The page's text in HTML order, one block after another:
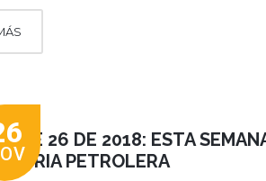
26 DE 2018: ESTA
PETROLERA